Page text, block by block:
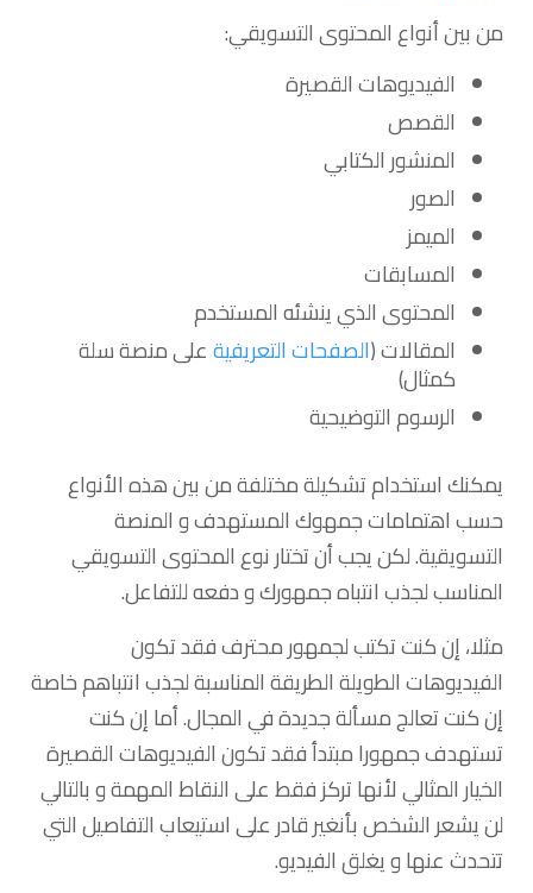
من بين أنواع المحتوى التسويقي:
الفيديوهات القصيرة
القصص
المنشور الكتابي
الصور
الميمز
المسابقات
المحتوى الذي ينشئه المستخدم
المقالات (الصفحات التعريفيةعلى منصة سلة
كمثال)
الرسوم التوضيحية
يمكنك استخدام تشكيلة مختلفة من بين هذه الأنواع
حسب اهتمامات جمهوك المستهدف و المنصة
التسويقية. لكن يجب أن تختار نوع المحتوى التسويقي
المناسب لجذب انتباه جمهورك و دفعه للتفاعل.
مثلا، إن كنت تكتب لجمهور محترف فقد تكون
الفيديوهات الطويلة الطريقة المناسبة لجذب انتباهم خاصة
إن كنت تعالج مسألة جديدة في المجال. أما إن كنت
تستهدف جمهورا مبتدأ فقد تكون الفيديوهات القصيرة
الخيار المثالي لأنها تركز فقط على النقاط المهمة و بالتالي
لن يشعر الشخص بأنغير قادر على استيعاب التفاصيل التي
تتحدث عنها و يغلق الفيديو.